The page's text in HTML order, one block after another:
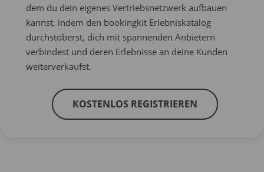
dem du dein eigenes Vertriebsnetzwerk aufbauen
kannst, indem den bookingkit Erlebniskatalog
durchstöberst, dich mit spannenden Anbietern
verbindest und deren Erlebnisse an deine Kunden
weiterverkaufst.
KOSTENLOS REGISTRIEREN